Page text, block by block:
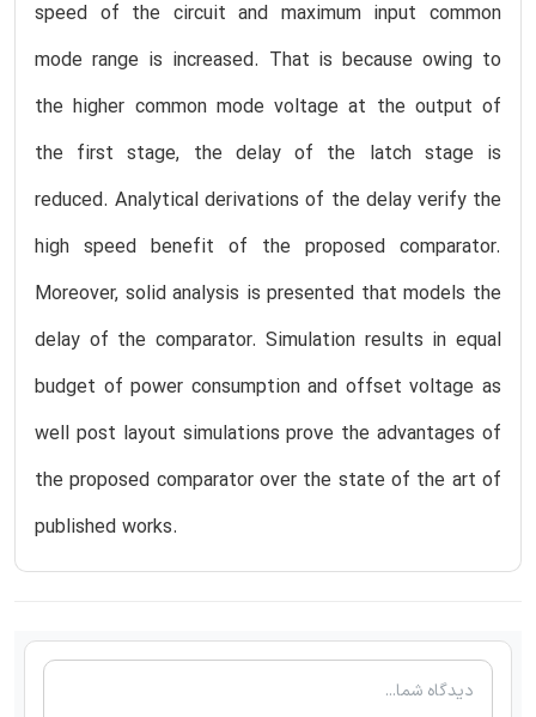
speed of the circuit and maximum input common
mode range is increased. That is because owing to
the higher common mode voltage at the output of
the first stage, the delay of the latch stage is
reduced. Analytical derivations of the delay verify the
high speed benefit of the proposed comparator.
Moreover, solid analysis is presented that models the
delay of the comparator. Simulation results in equal
budget of power consumption and offset voltage as
well post layout simulations prove the advantages of
the proposed comparator over the state of the art of
published works.